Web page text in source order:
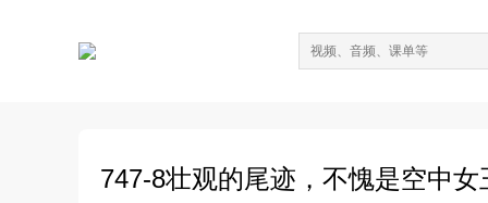
747-8壮观的尾迹，不愧是空中女